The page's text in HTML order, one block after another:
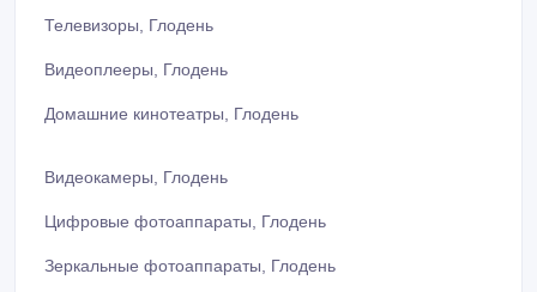
Телевизоры, Глодень
Видеоплееры, Глодень
Домашние кинотеатры, Глодень
Видеокамеры, Глодень
Цифровые фотоаппараты, Глодень
Зеркальные фотоаппараты, Глодень